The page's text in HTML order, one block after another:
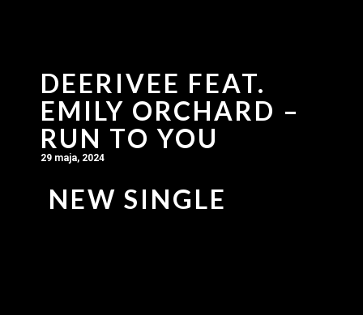
DEERIVEE FEAT.
EMILY ORCHARD –
RUN TO YOU
29 maja, 2024
NEW SINGLE